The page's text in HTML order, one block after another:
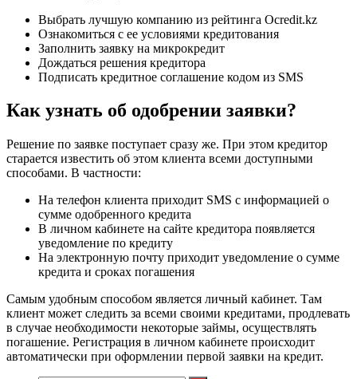
Выбрать лучшую компанию из рейтинга Ocredit.kz
Ознакомиться с ее условиями кредитования
Заполнить заявку на микрокредит
Дождаться решения кредитора
Подписать кредитное соглашение кодом из SMS
Как узнать об одобрении заявки?
Решение по заявке поступает сразу же. При этом кредитор
старается известить об этом клиента всеми доступными
способами. В частности:
На телефон клиента приходит SMS с информацией о
сумме одобренного кредита
В личном кабинете на сайте кредитора появляется
уведомление по кредиту
На электронную почту приходит уведомление о сумме
кредита и сроках погашения
Самым удобным способом является личный кабинет. Там
клиент может следить за всеми своими кредитами, продлевать
в случае необходимости некоторые займы, осуществлять
погашение. Регистрация в личном кабинете происходит
автоматически при оформлении первой заявки на кредит.